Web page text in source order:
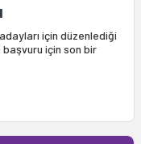
için düzenlediği
başvuru için son bir